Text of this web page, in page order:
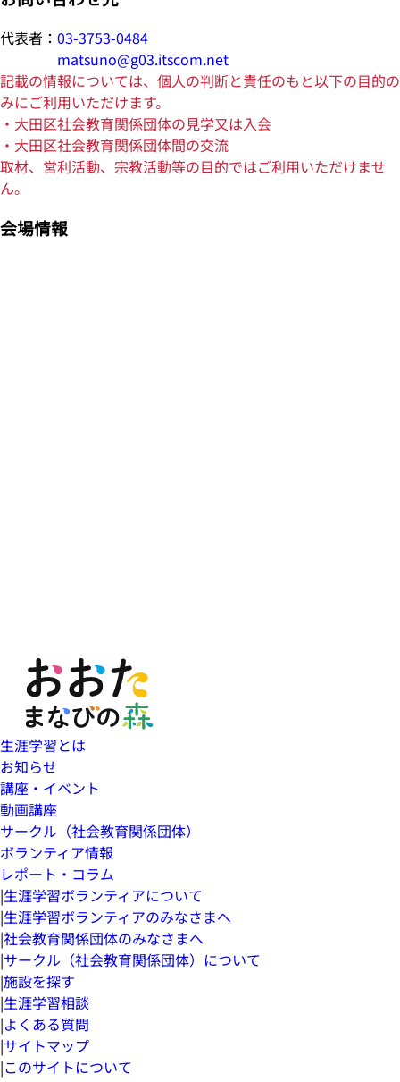
代表者： 03-3753-0484
matsuno@g03.itscom.net
記載の情報については、個人の判断と責任のもと以下の目的の
みにご利用いただけます。
・大田区社会教育関係団体の見学又は入会
・大田区社会教育関係団体間の交流
取材、営利活動、宗教活動等の目的ではご利用いただけませ
ん。
会場情報
生涯学習とは
お知らせ
講座・イベント
動画講座
サークル（社会教育関係団体）
ボランティア情報
レポート・コラム
|生涯学習ボランティアについて
|生涯学習ボランティアのみなさまへ
|社会教育関係団体のみなさまへ
|サークル（社会教育関係団体）について
|施設を探す
|生涯学習相談
|よくある質問
|サイトマップ
|このサイトについて